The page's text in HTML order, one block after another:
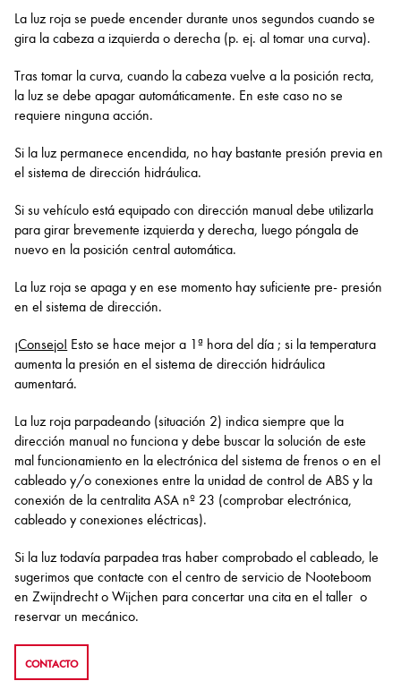
La luz roja se puede encender durante unos segundos cuando se
gira la cabeza a izquierda o derecha (p. ej. al tomar una curva).
Tras tomar la curva, cuando la cabeza vuelve a la posición recta,
la luz se debe apagar automáticamente. En este caso no se
requiere ninguna acción.
Si la luz permanece encendida, no hay bastante presión previa en
el sistema de dirección hidráulica.
Si su vehículo está equipado con dirección manual debe utilizarla
para girar brevemente izquierda y derecha, luego póngala de
nuevo en la posición central automática.
La luz roja se apaga y en ese momento hay suficiente pre- presión
en el sistema de dirección.
¡Consejo! Esto se hace mejor a 1ª hora del día ; si la temperatura
aumenta la presión en el sistema de dirección hidráulica
aumentará.
La luz roja parpadeando (situación 2) indica siempre que la
dirección manual no funciona y debe buscar la solución de este
mal funcionamiento en la electrónica del sistema de frenos o en el
cableado y/o conexiones entre la unidad de control de ABS y la
conexión de la centralita ASA nº 23 (comprobar electrónica,
cableado y conexiones eléctricas).
Si la luz todavía parpadea tras haber comprobado el cableado, le
sugerimos que contacte con el centro de servicio de Nooteboom
en Zwijndrecht o Wijchen para concertar una cita en el taller o
reservar un mecánico.
CONTACTO